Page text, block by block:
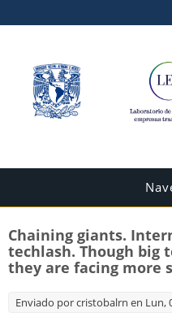
Chaining giants.
techlash. Though big
they are facing more
Enviado porcristobalrn en Lun,